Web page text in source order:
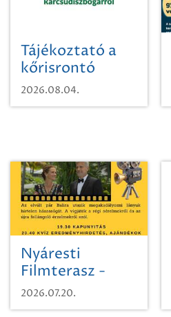
Tájékoztató a
kőrisrontó
karcsúdíszbogárról
2026.08.04.
Nyáresti
Filmterasz -
Beugró a
Paradicsomba
2026.07.20.